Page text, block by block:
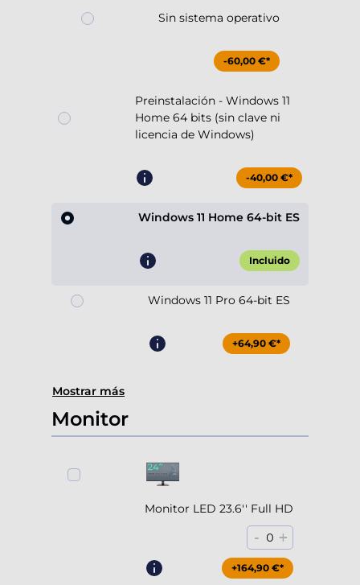
Sin sistema operativo
-60,00 €*
Preinstalación - Windows 11
Home 64 bits (sin clave ni
licencia de Windows)
-40,00 €*
Windows 11 Home 64-bit ES
Incluido
Windows 11 Pro 64-bit ES
+64,90 €*
Mostrar más
Monitor
Monitor LED 23.6'' Full HD
- 0 +
+164,90 €*